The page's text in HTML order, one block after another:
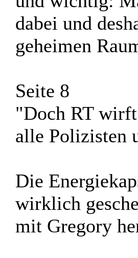
dabei und
geheimen
Seite 8
"Doch RT
alle Polizisten
Die
wirklich
mit Gregory